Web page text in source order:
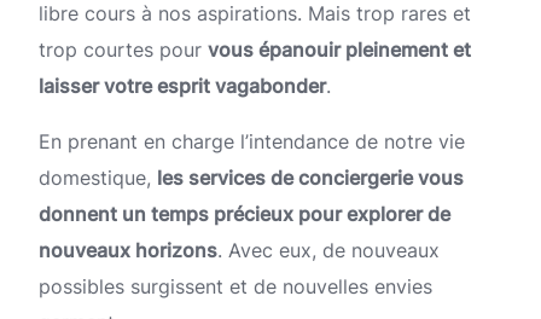
libre cours à nos aspirations. Mais trop rares et
trop courtes pour vous épanouir pleinement et
laisser votre esprit vagabonder.
En prenant en charge l’intendance de notre vie
domestique, les services de conciergerie vous
donnent un temps précieux pour explorer de
nouveaux horizons. Avec eux, de nouveaux
possibles surgissent et de nouvelles envies